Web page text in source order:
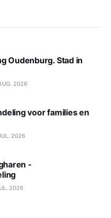
Oudenburg. Stad in
2026
voor families en
2026
-
2026